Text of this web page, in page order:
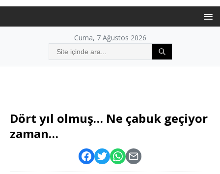
Cuma, 7 Ağustos 2026
Dört yıl olmuş… Ne çabuk geçiyor
zaman…